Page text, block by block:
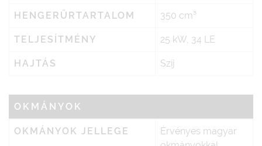
HENGERŰRTARTALOM 350 cm³
TELJESÍTMÉNY 25 kW, 34 LE
HAJTÁS Szíj
OKMÁNYOK
OKMÁNYOK JELLEGE
Érvényes magyar